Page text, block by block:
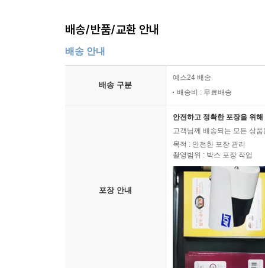
배송/반품/교환 안내
배송 안내
배송 구분
예스24 배송
배송비 : 무료배송
포장 안내
안전하고 정확한 포장을 위
고객님께 배송되는 모든 상
목적 : 안전한 포장 관리
촬영범위 : 박스 포장 작업